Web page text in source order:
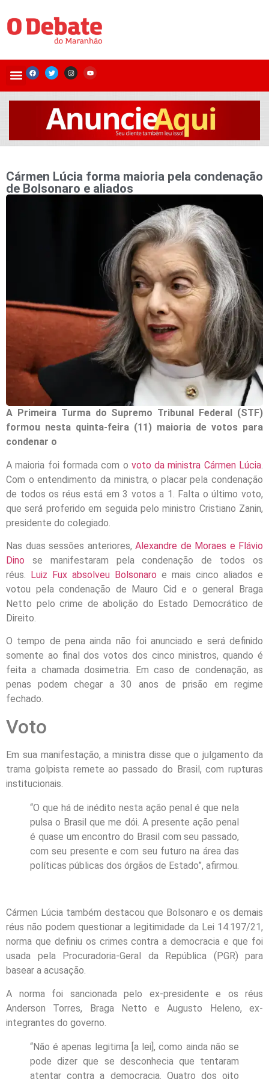
Cármen Lúcia forma maioria pela condenação
de Bolsonaro e aliados
A Primeira Turma do Supremo Tribunal Federal (STF)
formou nesta quinta-feira (11) maioria de votos para
condenar o
A maioria foi formada com o voto da ministra Cármen Lúcia
Com o entendimento da ministra, o placar pela condenação
de todos os réus está em 3 votos a 1. Falta o último voto,
que será proferido em seguida pelo ministro Cristiano Zanin,
presidente do colegiado.
Nas duas sessões anteriores, Alexandre de Moraes e Flávio
Dino se manifestaram pela condenação de todos os
réus. Luiz Fux absolveu Bolsonaro e mais cinco aliados e
votou pela condenação de Mauro Cid e o general Braga
Netto pelo crime de abolição do Estado Democrático de
Direito.
O tempo de pena ainda não foi anunciado e será definido
somente ao final dos votos dos cinco ministros, quando é
feita a chamada dosimetria. Em caso de condenação, as
penas podem chegar a 30 anos de prisão em regime
fechado.
Voto
Em sua manifestação, a ministra disse que o julgamento da
trama golpista remete ao passado do Brasil, com rupturas
institucionais.
“O que há de inédito nesta ação penal é que nela
pulsa o Brasil que me dói. A presente ação penal
é quase um encontro do Brasil com seu passado,
com seu presente e com seu futuro na área das
políticas públicas dos órgãos de Estado”, afirmou.
Cármen Lúcia também destacou que Bolsonaro e os demais
réus não podem questionar a legitimidade da Lei 14.197/21,
norma que definiu os crimes contra a democracia e que foi
usada pela Procuradoria-Geral da República (PGR) para
basear a acusação.
A norma foi sancionada pelo ex-presidente e os réus
Anderson Torres, Braga Netto e Augusto Heleno, ex-
integrantes do governo.
“Não é apenas legitima [a lei], como ainda não se
pode dizer que se desconhecia que tentaram
atentar contra a democracia. Quatro dos oito